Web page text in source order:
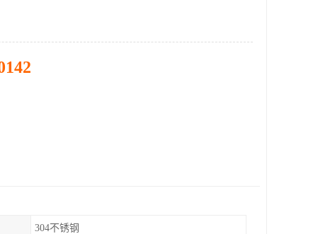
304不锈钢